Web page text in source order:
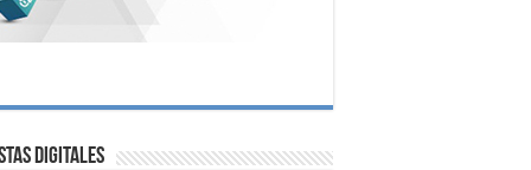
digitales